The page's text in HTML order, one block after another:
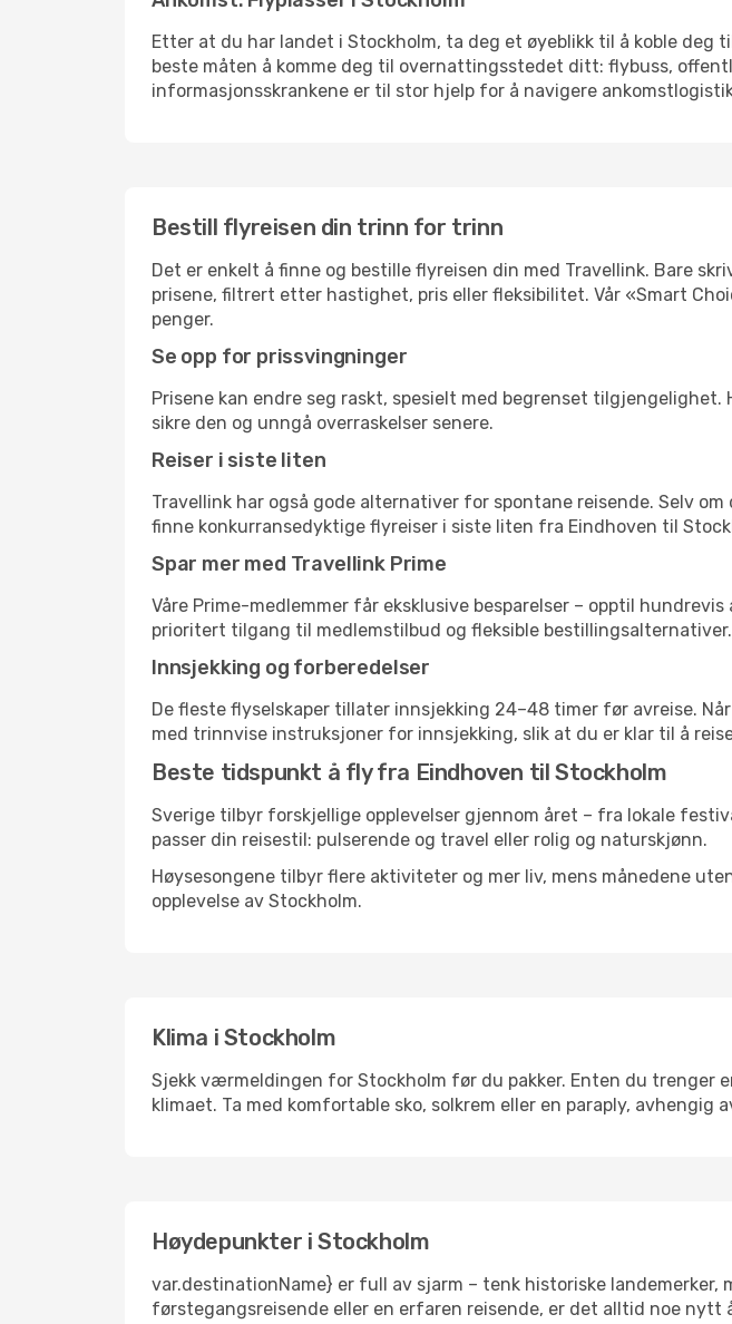
Etter at du har landet i Stockholm, ta deg et øyeblikk til å koble deg
beste måten å komme deg til overnattingsstedet ditt: flybuss,
informasjonsskrankene er til stor hjelp for å navigere
Bestill flyreisen din trinn for trinn
Det er enkelt å finne og bestille flyreisen din med Travellink. Bare
prisene, filtrert etter hastighet, pris eller fleksibilitet. Vår «Smart
penger.
Se opp for prissvingninger
Prisene kan endre seg raskt, spesielt med begrenset
sikre den og unngå overraskelser senere.
Reiser i siste liten
Travellink har også gode alternativer for spontane reisende. Selv
finne konkurransedyktige flyreiser i siste liten fra Eindhoven til
Spar mer med Travellink Prime
Våre Prime-medlemmer får eksklusive besparelser – opptil
prioritert tilgang til medlemstilbud og fleksible bestillingsalternativer.
Innsjekking og forberedelser
De fleste flyselskaper tillater innsjekking 24–48 timer før avreise.
med trinnvise instruksjoner for innsjekking, slik at du er klar til å
Beste tidspunkt å fly fra Eindhoven til Stockholm
Sverige tilbyr forskjellige opplevelser gjennom året – fra lokale
passer din reisestil: pulserende og travel eller rolig og naturskjønn.
Høysesongene tilbyr flere aktiviteter og mer liv, mens månedene
opplevelse av Stockholm.
Klima i Stockholm
Sjekk værmeldingen for Stockholm før du pakker. Enten du
klimaet. Ta med komfortable sko, solkrem eller en paraply, avhengig
Høydepunkter i Stockholm
var.destinationName} er full av sjarm – tenk historiske
førstegangsreisende eller en erfaren reisende, er det alltid noe nytt